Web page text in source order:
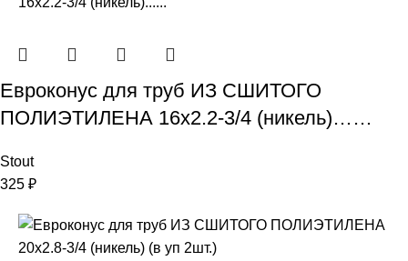
Евроконус для труб ИЗ СШИТОГО
ПОЛИЭТИЛЕНА 16х2.2-3/4 (никель)……
Stout
325 ₽